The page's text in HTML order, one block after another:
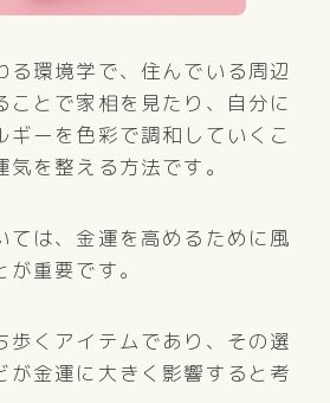
る環境学で、住んでいる周辺
ことで家相を見たり、自分に
ギーを色彩で調和していくこ
を整える方法です。
ては、金運を高めるために風
重要です。
歩くアイテムであり、その選
が金運に大きく影響すると考